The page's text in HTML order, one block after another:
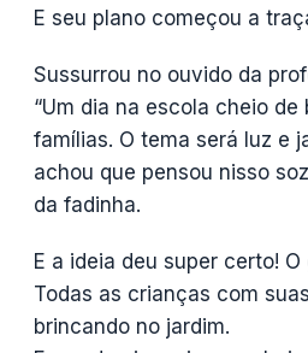
E seu plano começou a
Sussurrou no ouvido da
“Um dia na escola cheio
famílias. O tema será luz e
achou que pensou nisso
da fadinha.
E a ideia deu super certo!
Todas as crianças com
brincando no jardim.